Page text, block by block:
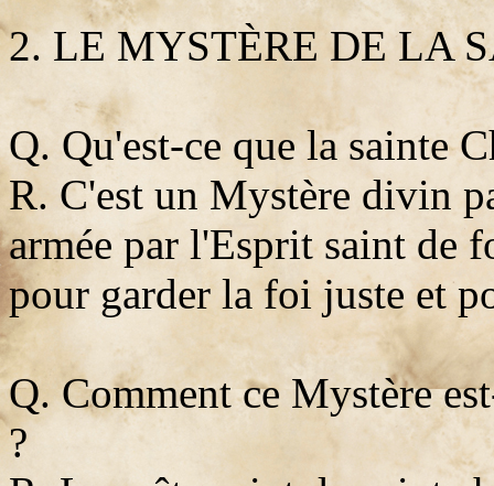
2. LE MYSTÈRE DE LA
Q. Qu'est-ce que la sainte
R. C'est un Mystère divin
armée par l'Esprit saint de
pour garder la foi juste et
Q. Comment ce Mystère
?